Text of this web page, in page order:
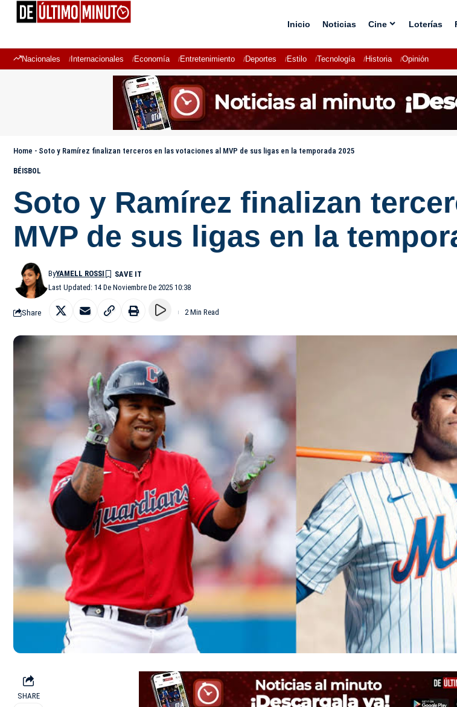
Inicio Noticias Cine Loterías
Nacionales Internacionales Economía Entretenimiento Deportes Estilo Tecnología Historia Opinión
Home - Soto y Ramírez finalizan terceros en las votaciones al MVP de sus ligas en la temporada 2025
BÉISBOL
Soto y Ramírez finalizan
MVP de sus ligas en la
Last Updated: 14 De Noviembre De 2025 10:38
ByYAMELL ROSSI
Share 2 Min Read
SHARE